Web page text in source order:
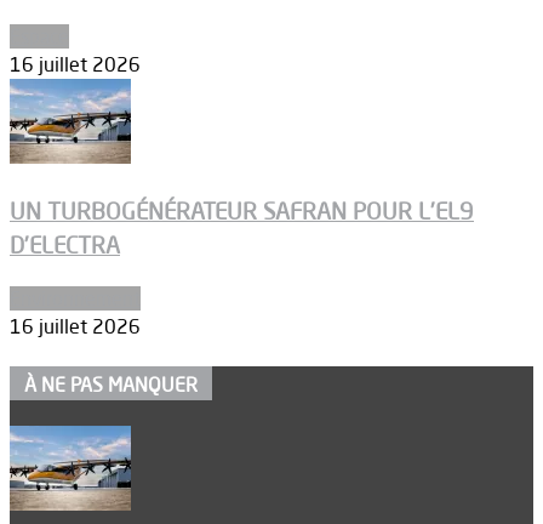
16 juillet 2026
UN TURBOGÉNÉRATEUR SAFRAN POUR L’EL9
D’ELECTRA
16 juillet 2026
À NE PAS MANQUER